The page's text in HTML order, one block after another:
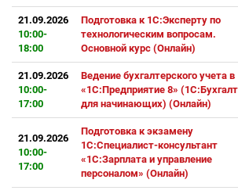
21.09.2026
10:00-
18:00
Подготовка к 1С:Эксперту по
технологическим вопросам.
Основной курс (Онлайн)
21.09.2026
10:00-
17:00
Ведение бухгалтерского учета в
«1С:Предприятие 8»
для начинающих) (Онлайн)
21.09.2026
10:00-
17:00
Подготовка к экзамену
1С:Специалист-консультант
«1С:Зарплата и управление
персоналом» (Онлайн)